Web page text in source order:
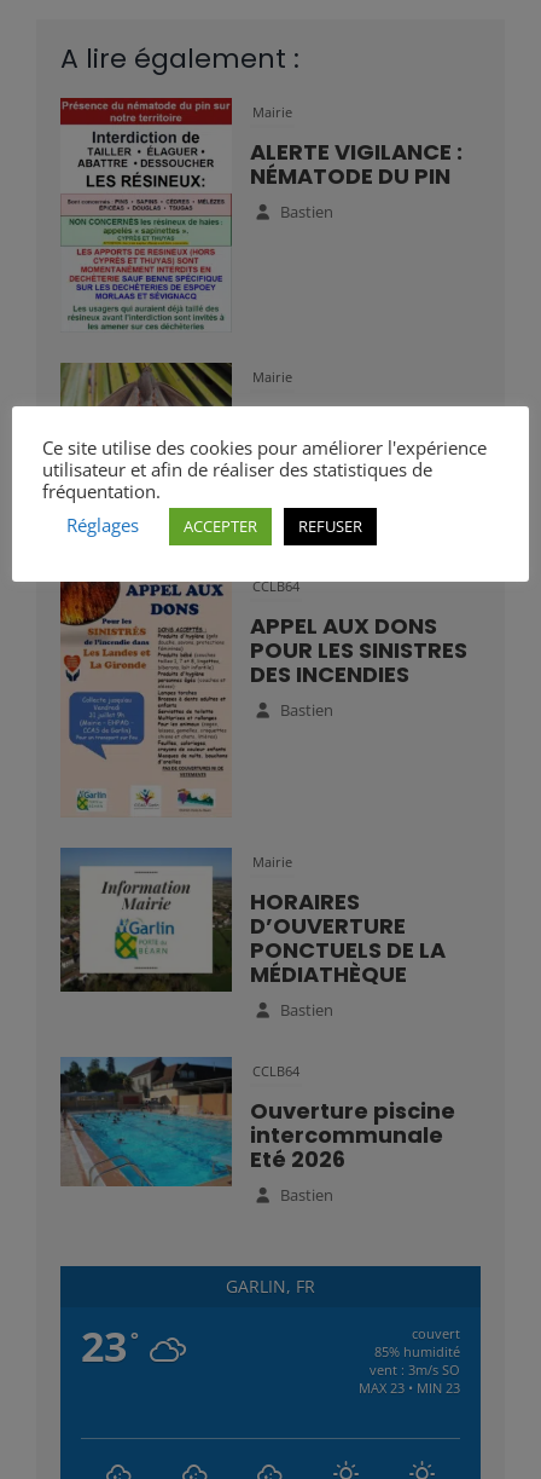
A lire également :
Mairie
ALERTE VIGILANCE :
NÉMATODE DU PIN
Bastien
Mairie
PRÉSENCE DU
PAPILLON DU
Bastien
CCLB64
APPEL AUX DONS
POUR LES SINISTRES
DES INCENDIES
Bastien
Mairie
HORAIRES
D’OUVERTURE
PONCTUELS DE LA
MÉDIATHÈQUE
Bastien
CCLB64
Ouverture piscine
intercommunale
Eté 2026
Bastien
GARLIN, FR
23°
couvert
85% humidité
vent : 3m/s SO
MAX 23 • MIN 23
Ce site utilise des cookies pour améliorer l'expérience
utilisateur et afin de réaliser des statistiques de
fréquentation.
Réglages
ACCEPTER REFUSER